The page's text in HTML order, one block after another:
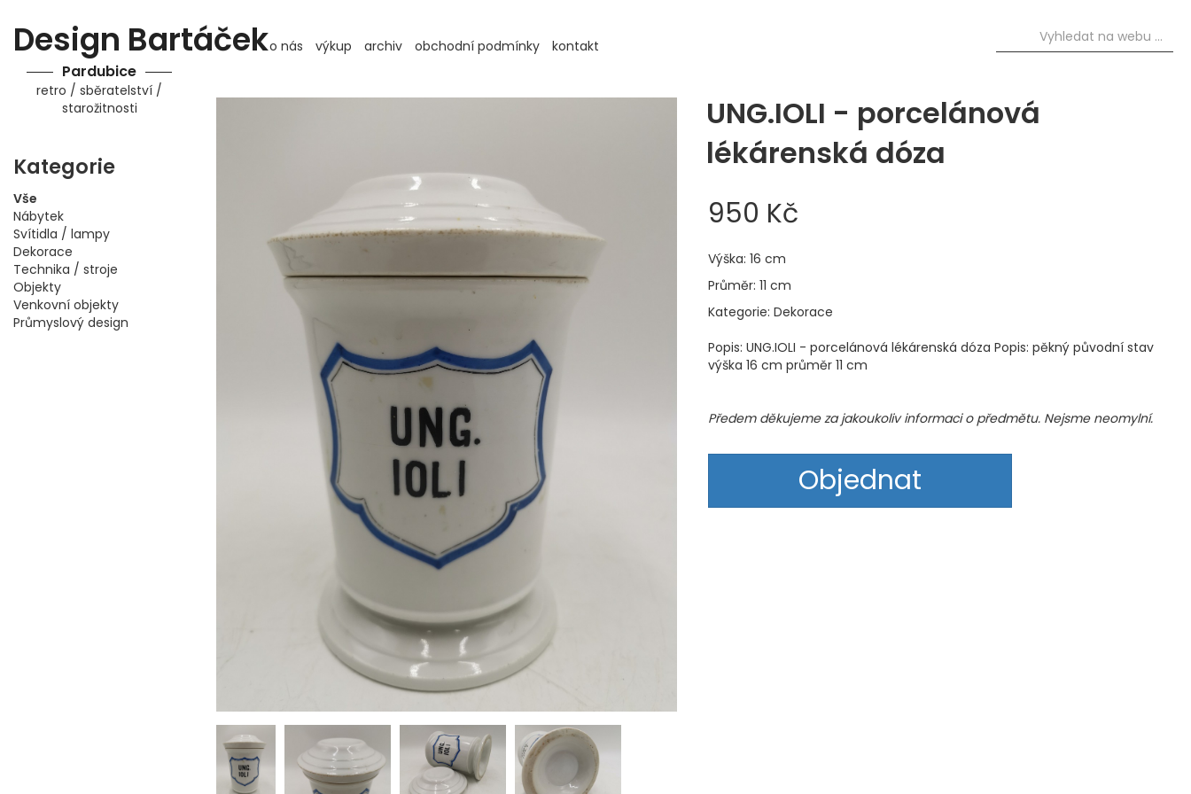
Design Bartáček
Pardubice
retro / sběratelství /
starožitnosti
Kategorie
Vše
Nábytek
Svítidla / lampy
Dekorace
Technika / stroje
Objekty
Venkovní objekty
Průmyslový design
o nás výkup archiv obchodní podmínky kontakt
UNG.IOLI - porcelánová
lékárenská dóza
950 Kč
Výška: 16 cm
Průměr: 11 cm
Kategorie: Dekorace
Popis: UNG.IOLI - porcelánová lékárenská dóza Popis: pěkný původní stav
výška 16 cm průměr 11 cm
Předem děkujeme za jakoukoliv informaci o předmětu. Nejsme neomylní.
Objednat